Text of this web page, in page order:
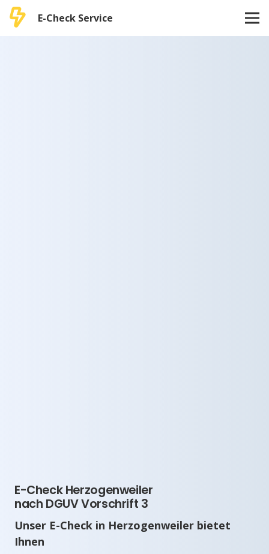
E-Check Service
E-Check Herzogenweiler
nach DGUV Vorschrift 3
Unser E-Check in Herzogenweiler bietet
Ihnen